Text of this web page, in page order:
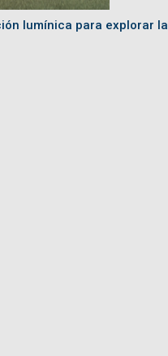
lumínica para explorar la